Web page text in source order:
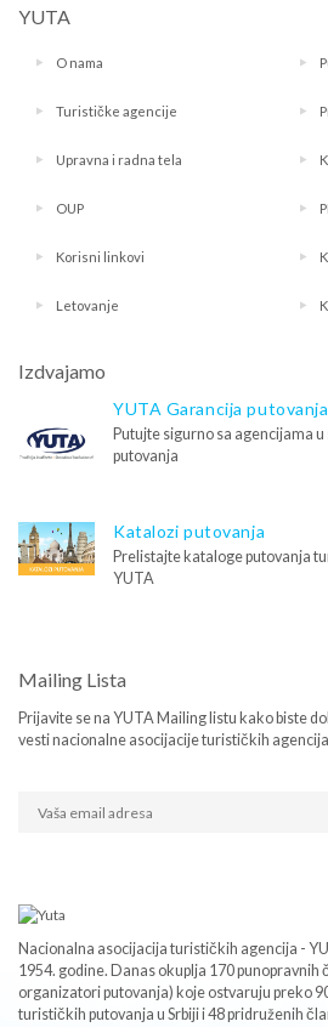
YUTA
O nama
Turističke agencije
Upravna i radna tela
OUP
Korisni linkovi
Letovanje
Izdvajamo
YUTA Garancija putovanja
Putujte sigurno sa agencijama
putovanja
Katalozi putovanja
Prelistajte kataloge putovanja
YUTA
Mailing Lista
Prijavite se na YUTA Mailing listu kako biste
vesti nacionalne asocijacije turističkih agencija
Nacionalna asocijacija turističkih agencija -
1954. godine. Danas okuplja 170
organizatori putovanja) koje ostvaruju preko
turističkih putovanja u Srbiji i 48 pridruženih